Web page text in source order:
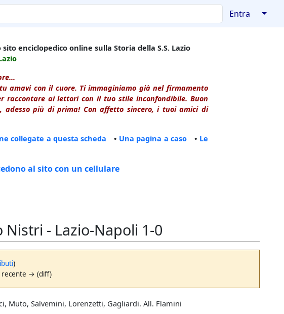
Entra ↓
sito enciclopedico online sulla Storia della S.S. Lazio
amavi con il cuore. Ti immaginiamo già nel firmamento
raccontare ai lettori con il tuo stile inconfondibile. Buon
adesso più di prima! Con affetto sincero, i tuoi amici di
collegate a questa scheda • Una pagina a caso • Le
al sito con un cellulare
- Lazio-Napoli 1-0
)
recente → (diff)
Muto, Salvemini, Lorenzetti, Gagliardi. All. Flamini